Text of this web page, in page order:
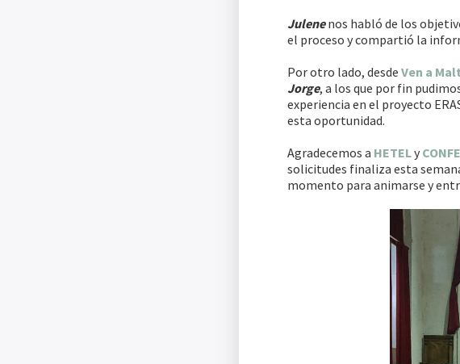
Julenenos habló de los
el proceso y compartió la
Por otro lado, desde Ven a
Jorge, a los que por fin
experiencia en el proyecto
esta oportunidad.
Agradecemos a HETELy
solicitudes finaliza esta
momento para animarse y